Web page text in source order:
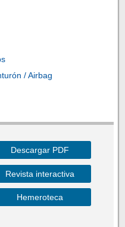
/ Airbag
Descargar PDF
Revista interactiva
Hemeroteca